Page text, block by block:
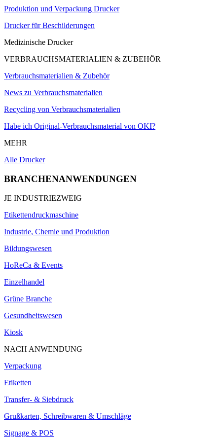
Produktion und Verpackung Drucker
Drucker für Beschilderungen
Medizinische Drucker
VERBRAUCHSMATERIALIEN & ZUBEHÖR
Verbrauchsmaterialien & Zubehör
News zu Verbrauchsmaterialien
Recycling von Verbrauchsmaterialien
Habe ich Original-Verbrauchsmaterial von OKI?
MEHR
Alle Drucker
BRANCHENANWENDUNGEN
JE INDUSTRIEZWEIG
Etikettendruckmaschine
Industrie, Chemie und Produktion
Bildungswesen
HoReCa & Events
Einzelhandel
Grüne Branche
Gesundheitswesen
Kiosk
NACH ANWENDUNG
Verpackung
Etiketten
Transfer- & Siebdruck
Grußkarten, Schreibwaren & Umschläge
Signage & POS